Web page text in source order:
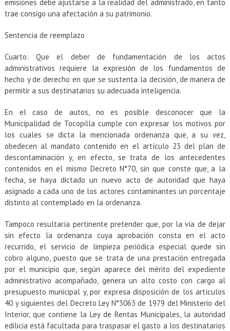
emisiones debe ajustarse a la realidad del administrado, en tanto
trae consigo una afectación a su patrimonio.
Sentencia de reemplazo
Cuarto: Que el deber de fundamentación de los actos
administrativos requiere la expresión de los fundamentos de
hecho y de derecho en que se sustenta la decisión, de manera de
permitir a sus destinatarios su adecuada inteligencia.
En el caso de autos, no es posible desconocer que la
Municipalidad de Tocopilla cumple con expresar los motivos por
los cuales se dicta la mencionada ordenanza que, a su vez,
obedecen al mandato contenido en el artículo 23 del plan de
descontaminación y, en efecto, se trata de los antecedentes
contenidos en el mismo Decreto N°70, sin que conste que, a la
fecha, se haya dictado un nuevo acto de autoridad que haya
asignado a cada uno de los actores contaminantes un porcentaje
distinto al contemplado en la ordenanza.
Tampoco resultaría pertinente pretender que, por la vía de dejar
sin efecto la ordenanza cuya aprobación consta en el acto
recurrido, el servicio de limpieza periódica especial quede sin
cobro alguno, puesto que se trata de una prestación entregada
por el municipio que, según aparece del mérito del expediente
administrativo acompañado, genera un alto costo con cargo al
presupuesto municipal y, por expresa disposición de los artículos
40 y siguientes del Decreto Ley N°3063 de 1979 del Ministerio del
Interior, que contiene la Ley de Rentas Municipales, la autoridad
edilicia está facultada para traspasar el gasto a los destinatarios